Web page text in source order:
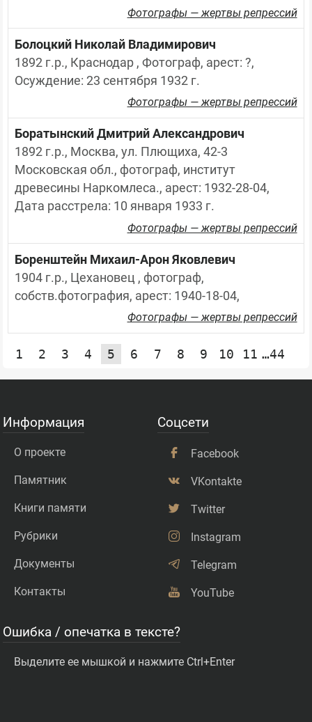
Фотографы — жертвы репрессий
Болоцкий Николай Владимирович
1892 г.р., Краснодар , Фотограф, арест: ?,
Осуждение: 23 сентября 1932 г.
Фотографы — жертвы репрессий
Боратынский Дмитрий Александрович
1892 г.р., Москва, ул. Плющиха, 42-3
Московская обл., фотограф, институт
древесины Наркомлеса., арест: 1932-28-04,
Дата расстрела: 10 января 1933 г.
Фотографы — жертвы репрессий
Боренштейн Михаил-Арон Яковлевич
1904 г.р., Цехановец , фотограф,
собств.фотография, арест: 1940-18-04,
Фотографы — жертвы репрессий
1 2 3 4 5 6 7 8 9 10 11 …44
Информация
О проекте
Памятник
Книги памяти
Рубрики
Документы
Контакты
Соцсети
Facebook
VKontakte
Twitter
Instagram
Telegram
YouTube
Ошибка / опечатка в тексте?
Выделите ее мышкой и нажмите Ctrl+Enter